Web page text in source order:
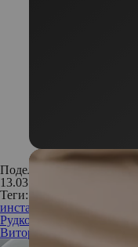
Поделиться:
13.03.2017
Теги:
инстаграм звезд
Рудковская
Анфиса Чехова
Виторган